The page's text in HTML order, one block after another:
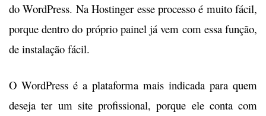
do WordPress. Na Hostinger esse processo é muito fácil,
porque dentro do próprio painel já vem com essa função,
de instalação fácil.
O WordPress é a plataforma mais indicada para quem
deseja ter um site profissional, porque ele conta com